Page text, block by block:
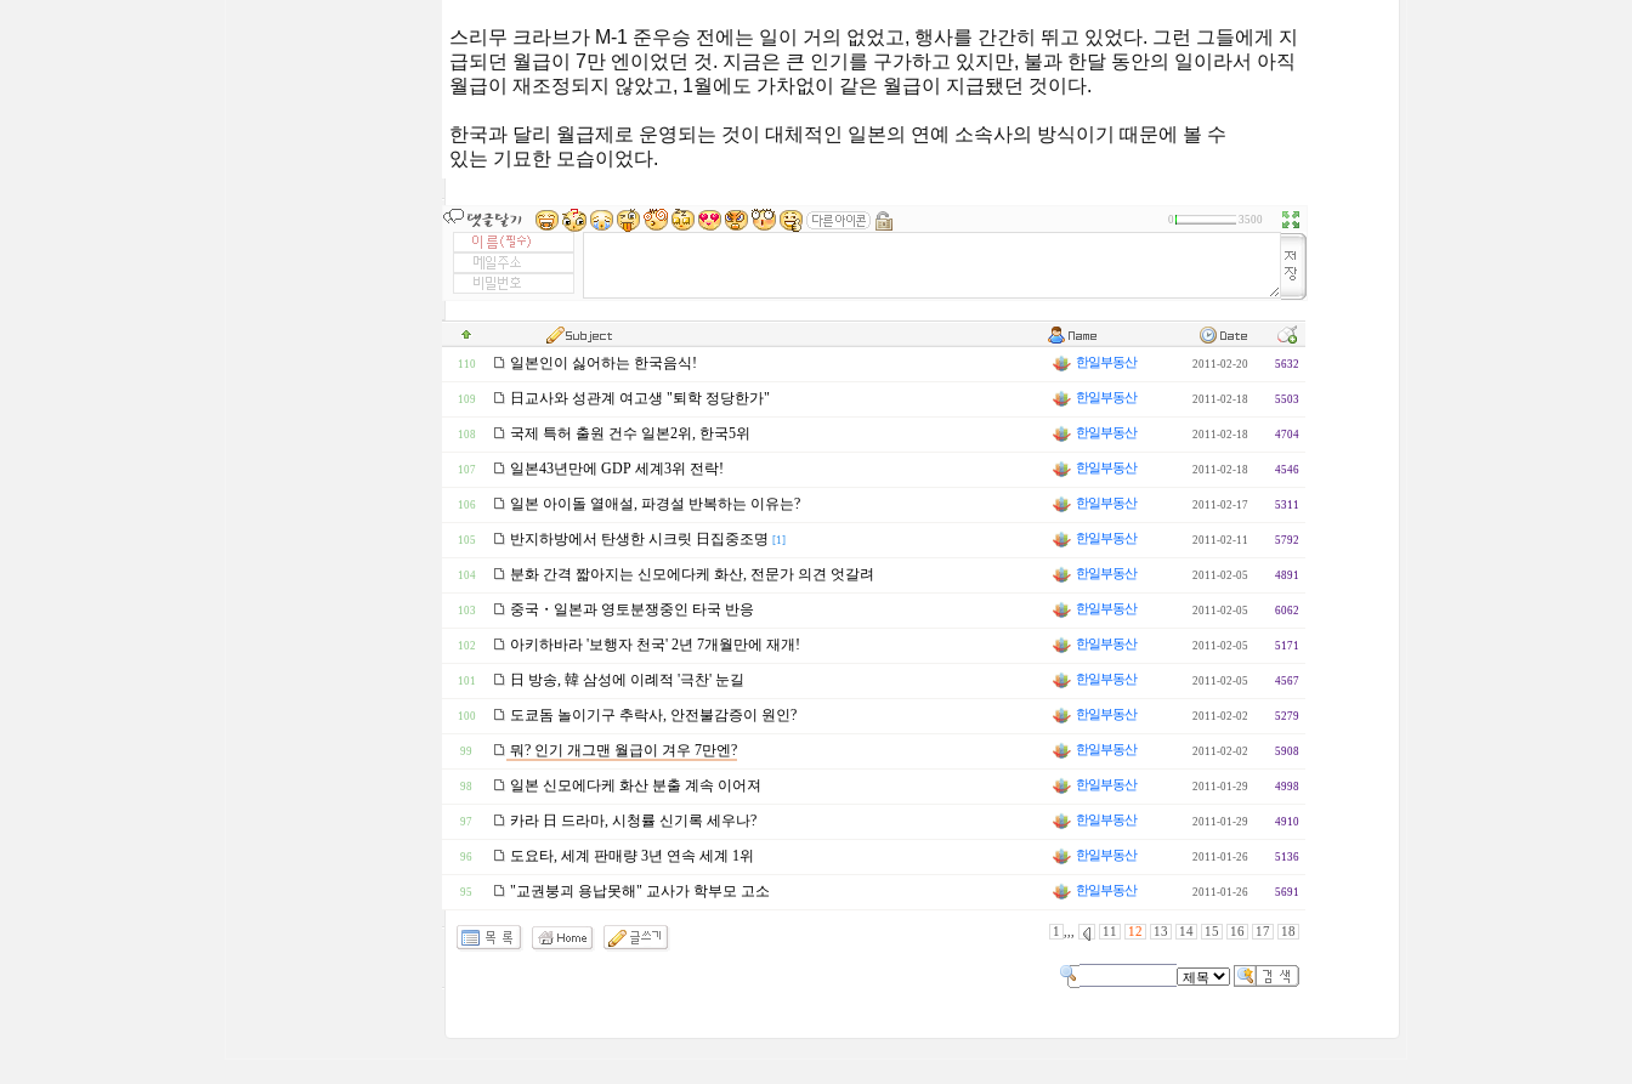
스리무 크라브가 M-1 준우승 전에는 일이 거의 없었고, 행사를 간간히 뛰고 있었다. 그런 그들에게 지
급되던 월급이 7만 엔이었던 것. 지금은 큰 인기를 구가하고 있지만, 불과 한달 동안의 일이라서 아직
월급이 재조정되지 않았고, 1월에도 가차없이 같은 월급이 지급됐던 것이다.
한국과 달리 월급제로 운영되는 것이 대체적인 일본의 연예 소속사의 방식이기 때문에 볼 수
있는 기묘한 모습이었다.
0 3500
110 일본인이 싫어하는 한국음식! 한일부동산 2011-02-20 5632
109 日교사와 성관계 여고생 "퇴학 정당한가" 한일부동산 2011-02-18 5503
108 국제 특허 출원 건수 일본2위, 한국5위 한일부동산 2011-02-18 4704
107 일본43년만에 GDP 세계3위 전락! 한일부동산 2011-02-18 4546
106 일본 아이돌 열애설, 파경설 반복하는 이유는? 한일부동산 2011-02-17 5311
105 반지하방에서 탄생한 시크릿 日집중조명 [1] 한일부동산 2011-02-11 5792
104 분화 간격 짧아지는 신모에다케 화산, 전문가 의견 엇갈려 한일부동산 2011-02-05 4891
103 중국・일본과 영토분쟁중인 타국 반응 한일부동산 2011-02-05 6062
102 아키하바라 '보행자 천국' 2년 7개월만에 재개! 한일부동산 2011-02-05 5171
101 日 방송, 韓 삼성에 이례적 '극찬' 눈길 한일부동산 2011-02-05 4567
100 도쿄돔 놀이기구 추락사, 안전불감증이 원인? 한일부동산 2011-02-02 5279
99 뭐? 인기 개그맨 월급이 겨우 7만엔? 한일부동산 2011-02-02 5908
98 일본 신모에다케 화산 분출 계속 이어져 한일부동산 2011-01-29 4998
97 카라 日 드라마, 시청률 신기록 세우나? 한일부동산 2011-01-29 4910
96 도요타, 세계 판매량 3년 연속 세계 1위 한일부동산 2011-01-26 5136
95 "교권붕괴 용납못해" 교사가 학부모 고소 한일부동산 2011-01-26 5691
1 ,,, 11 12 13 14 15 16 17 18